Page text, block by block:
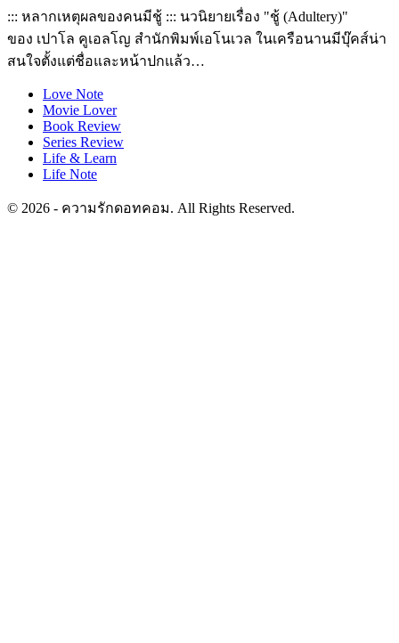
::: หลากเหตุผลของคนมีชู้ ::: นวนิยายเรื่อง "ชู้ (Adultery)"
ของ เปาโล คูเอลโญ สำนักพิมพ์เอโนเวล ในเครือนานมีบุ๊คส์น่า
สนใจตั้งแต่ชื่อและหน้าปกแล้ว…
Love Note
Movie Lover
Book Review
Series Review
Life & Learn
Life Note
© 2026 - ความรักดอทคอม. All Rights Reserved.